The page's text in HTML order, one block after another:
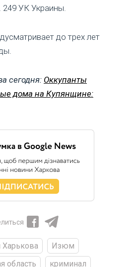
249 УК Украины.
до трех лет
сегодня: Оккупанты
дома на Купянщине:
Харькова
Изюм
область
криминал